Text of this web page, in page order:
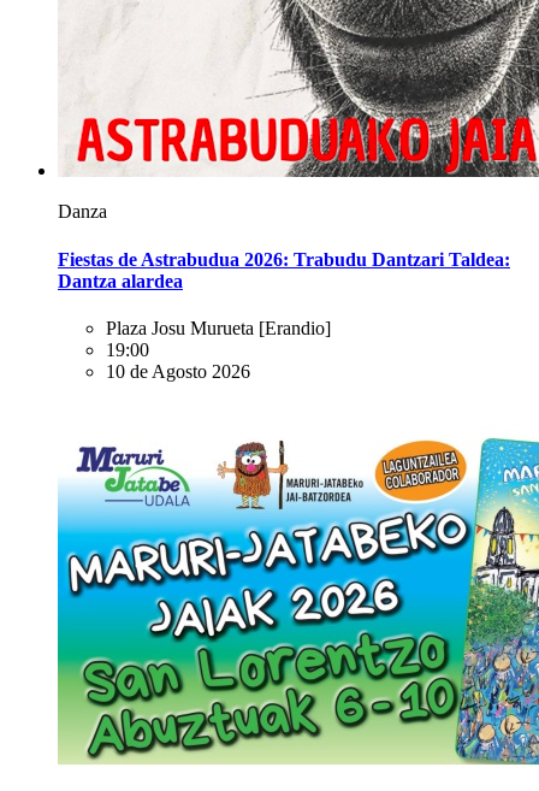
Danza
Fiestas de Astrabudua 2026: Trabudu Dantzari Taldea:
Dantza alardea
Plaza Josu Murueta [Erandio]
19:00
10 de Agosto 2026